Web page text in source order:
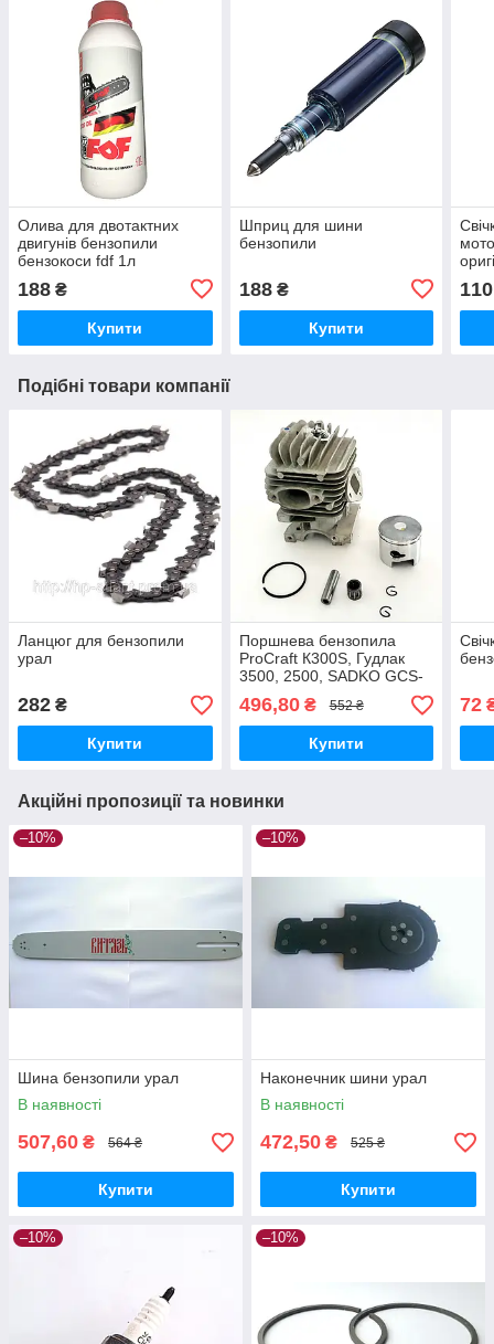
Олива для двотактних
двигунів бензопили
бензокоси fdf 1л
188 ₴
Купити
Шприц для шини
бензопили
188₴
Купити
110
Подібні товари компанії
Ланцюг для бензопили
урал
282 ₴
Купити
Поршнева бензопила
ProCraft К300S, Гудлак
3500, 2500, SADKO GCS-
254, VITALS BKZ209r,
Білорус
496,80₴ 552 ₴
Купити
72
Акційні пропозиції та новинки
–10%
Шина бензопили урал
В наявності
507,60 ₴ 564 ₴
Купити
–10%
Наконечник шини урал
В наявності
472,50 ₴ 525 ₴
Купити
–10% –10%